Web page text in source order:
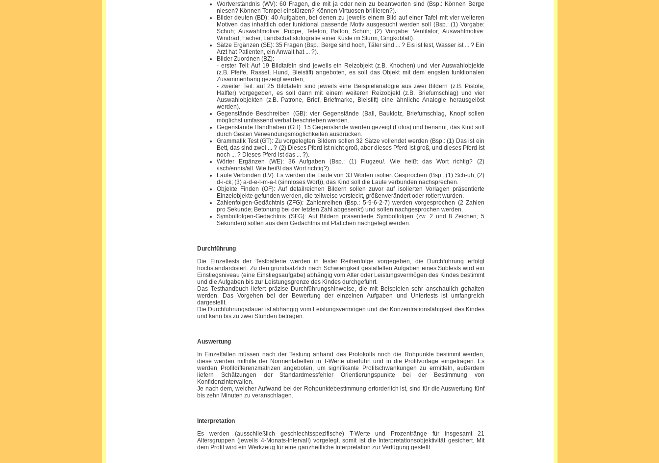
Wortverständnis (WV): 60 Fragen, die mit ja oder nein zu beantworten sind (Bsp.: Können Berge
niesen? Können Tempel einstürzen? Können Virtuosen brillieren?).
Bilder deuten (BD): 40 Aufgaben, bei denen zu jeweils einem Bild auf einer Tafel mit vier weiteren
Motiven das inhaltlich oder funktional passende Motiv ausgesucht werden soll (Bsp.: (1) Vorgabe:
Schuh; Auswahlmotive: Puppe, Telefon, Ballon, Schuh; (2) Vorgabe: Ventilator; Auswahlmotive:
Windrad, Fächer, Landschaftsfotografie einer Küste im Sturm, Gingkoblatt).
Sätze Ergänzen (SE): 35 Fragen (Bsp.: Berge sind hoch, Täler sind ... ? Eis ist fest, Wasser ist ... ? Ein
Arzt hat Patienten, ein Anwalt hat ... ?).
Bilder Zuordnen (BZ):
- erster Teil: Auf 19 Bildtafeln sind jeweils ein Reizobjekt (z.B. Knochen) und vier Auswahlobjekte
(z.B. Pfeife, Rassel, Hund, Bleistift) angeboten, es soll das Objekt mit dem engsten funktionalen
Zusammenhang gezeigt werden;
- zweiter Teil: auf 25 Bildtafeln sind jeweils eine Beispielanalogie aus zwei Bildern (z.B. Pistole,
Halfter) vorgegeben, es soll dann mit einem weiteren Reizobjekt (z.B. Briefumschlag) und vier
Auswahlobjekten (z.B. Patrone, Brief, Briefmarke, Bleistift) eine ähnliche Analogie herausgelöst
werden).
Gegenstände Beschreiben (GB): vier Gegenstände (Ball, Bauklotz, Briefumschlag, Knopf sollen
möglichst umfassend verbal beschrieben werden.
Gegenstände Handhaben (GH): 15 Gegenstände werden gezeigt (Fotos) und benannt, das Kind soll
durch Gesten Verwendungsmöglichkeiten ausdrücken.
Grammatik Test (GT): Zu vorgelegten Bildern sollen 32 Sätze vollendet werden (Bsp.: (1) Das ist ein
Bett, das sind zwei ... ? (2) Dieses Pferd ist nicht groß, aber dieses Pferd ist groß, und dieses Pferd ist
noch ... ? Dieses Pferd ist das ... ?).
Wörter Ergänzen (WE): 36 Aufgaben (Bsp.: (1) Flugzeu/. Wie heißt das Wort richtig? (2)
/isch/ennis/all. Wie heißt das Wort richtig?).
Laute Verbinden (LV): Es werden die Laute von 33 Worten isoliert Gesprochen (Bsp.: (1) Sch-uh; (2)
d-i-ck; (3) a-d-e-l-m-a-t (sinnloses Wort)), das Kind soll die Laute verbunden nachsprechen.
Objekte Finden (OF): Auf detailreichen Bildern sollen zuvor auf isolierten Vorlagen präsentierte
Einzelobjekte gefunden werden, die teilweise versteckt, größenverändert oder rotiert wurden.
Zahlenfolgen-Gedächtnis (ZFG): Zahlenreihen (Bsp.: 5-9-6-2-7) werden vorgesprochen (2 Zahlen
pro Sekunde; Betonung bei der letzten Zahl abgesenkt) und sollen nachgesprochen werden.
Symbolfolgen-Gedächtnis (SFG): Auf Bildern präsentierte Symbolfolgen (zw. 2 und 8 Zeichen; 5
Sekunden) sollen aus dem Gedächtnis mit Plättchen nachgelegt werden.
Durchführung
Die Einzeltests der Testbatterie werden in fester Reihenfolge vorgegeben, die Durchführung erfolgt
hochstandardisiert. Zu den grundsätzlich nach Schwierigkeit gestaffelten Aufgaben eines Subtests wird ein
Einstiegsniveau (eine Einstiegsaufgabe) abhängig vom Alter oder Leistungsvermögen des Kindes bestimmt
und die Aufgaben bis zur Leistungsgrenze des Kindes durchgeführt.
Das Testhandbuch liefert präzise Durchführungshinweise, die mit Beispielen sehr anschaulich gehalten
werden. Das Vorgehen bei der Bewertung der einzelnen Aufgaben und Untertests ist umfangreich
dargestellt.
Die Durchführungsdauer ist abhängig vom Leistungsvermögen und der Konzentrationsfähigkeit des Kindes
und kann bis zu zwei Stunden betragen.
Auswertung
In Einzelfällen müssen nach der Testung anhand des Protokolls noch die Rohpunkte bestimmt werden,
diese werden mithilfe der Normentabellen in T-Werte überführt und in die Profilvorlage eingetragen. Es
werden
Profildifferenzmatrizen angeboten, um signifikante Profilschwankungen zu ermitteln, außerdem
liefern Schätzungen der Standardmessfehler Orientierungspunkte bei der Bestimmung von
Konfidenzintervallen.
Je nach dem, welcher Aufwand bei der Rohpunktebestimmung erforderlich ist, sind für die Auswertung fünf
bis zehn Minuten zu veranschlagen.
Interpretation
Es werden (ausschließlich geschlechtsspezifische) T-Werte und Prozentränge für insgesamt 21
Altersgruppen (jeweils 4-Monats-Intervall) vorgelegt, somit ist die Interpretationsobjektivität gesichert. Mit
dem Profil wird ein Werkzeug für eine ganzheitliche Interpretation zur Verfügung gestellt.